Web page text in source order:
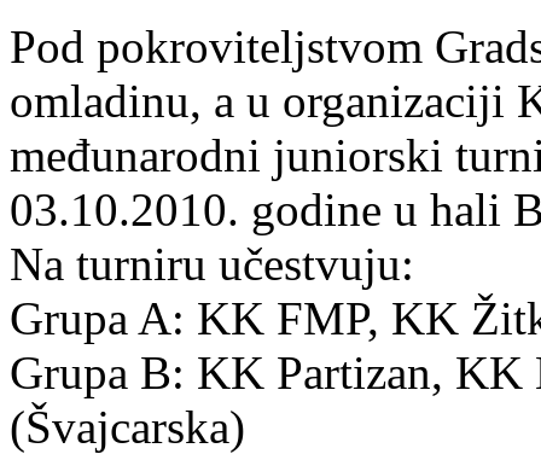
Pod pokroviteljstvom
omladinu, a u organizaciji
međunarodni juniorski
03.10.2010. godine u hali
Na turniru učestvuju:
Grupa A: KK FMP, KK
Grupa B: KK Partizan, KK
(Švajcarska)